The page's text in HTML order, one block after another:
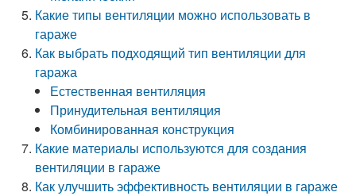
Какие типы вентиляции можно использовать в
гараже
Как выбрать подходящий тип вентиляции для
гаража
Естественная вентиляция
Принудительная вентиляция
Комбинированная конструкция
Какие материалы используются для создания
вентиляции в гараже
Как улучшить эффективность вентиляции в гараже